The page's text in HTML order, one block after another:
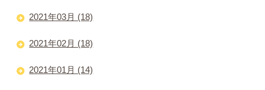
2021年03月 (18)
2021年02月 (18)
2021年01月 (14)